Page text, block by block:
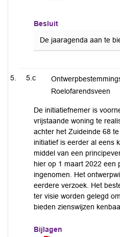
Besluit
De jaaragenda aan te
5.c
Roelofarendsveen
De initiatiefnemer is
vrijstaande woning te
achter het Zuideinde 68
initiatief is eerder al eens
middel van een
hier op 1 maart 2022 een
ingenomen. Het
eerdere verzoek. Het
ter visie worden gelegd
bieden zienswijzen
Bijlagen